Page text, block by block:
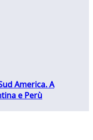
America. A
e Perù